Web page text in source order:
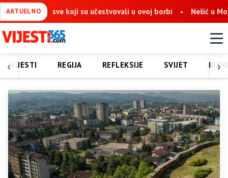
AKTUELNO
sve koji su učestvovali u ovoj borbi Nešić u Mostaru:
‹ ›
VIJESTI REGIJA REFLEKSIJE SVIJET